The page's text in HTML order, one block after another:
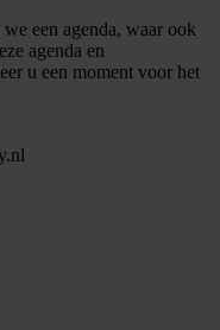
een agenda, waar ook
agenda en
u een moment voor het